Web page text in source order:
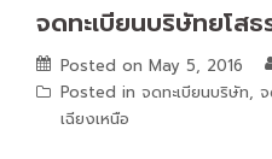
จดทะเบียนบริษัทยโสธ
Posted on May 5, 2016
Posted in จดทะเบียนบริษัท,
เฉียงเหนือ